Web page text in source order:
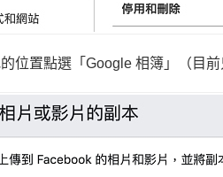
位置點選「Google 相簿」（目